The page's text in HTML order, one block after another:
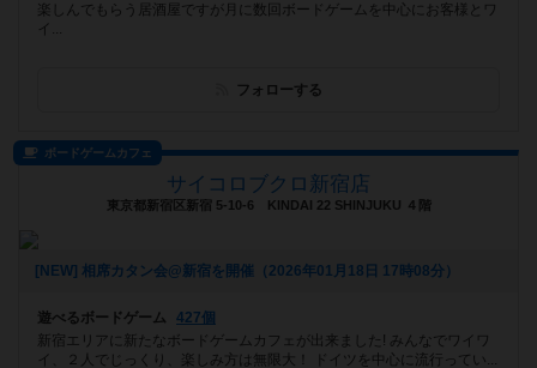
楽しんでもらう居酒屋ですが月に数回ボードゲームを中心にお客様とワ
イ...
フォローする
ボードゲームカフェ
サイコロブクロ新宿店
東京都新宿区新宿 5-10-6 KINDAI 22 SHINJUKU ４階
[NEW] 相席カタン会@新宿を開催（2026年01月18日 17時08分）
遊べるボードゲーム
427個
新宿エリアに新たなボードゲームカフェが出来ました! みんなでワイワ
イ、２人でじっくり、楽しみ方は無限大！ ドイツを中心に流行ってい...